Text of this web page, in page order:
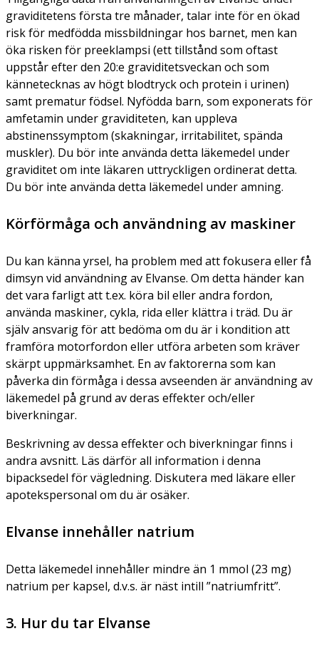
graviditetens första tre månader, talar inte för en ökad
risk för medfödda missbildningar hos barnet, men kan
öka risken för preeklampsi (ett tillstånd som oftast
uppstår efter den 20:e graviditetsveckan och som
kännetecknas av högt blodtryck och protein i urinen)
samt prematur födsel. Nyfödda barn, som exponerats för
amfetamin under graviditeten, kan uppleva
abstinenssymptom (skakningar, irritabilitet, spända
muskler). Du bör inte använda detta läkemedel under
graviditet om inte läkaren uttryckligen ordinerat detta.
Du bör inte använda detta läkemedel under amning.
Körförmåga och användning av maskiner
Du kan känna yrsel, ha problem med att fokusera eller få
dimsyn vid användning av Elvanse. Om detta händer kan
det vara farligt att t.ex. köra bil eller andra fordon,
använda maskiner, cykla, rida eller klättra i träd. Du är
själv ansvarig för att bedöma om du är i kondition att
framföra motorfordon eller utföra arbeten som kräver
skärpt uppmärksamhet. En av faktorerna som kan
påverka din förmåga i dessa avseenden är användning av
läkemedel på grund av deras effekter och/eller
biverkningar.
Beskrivning av dessa effekter och biverkningar finns i
andra avsnitt. Läs därför all information i denna
bipacksedel för vägledning. Diskutera med läkare eller
apotekspersonal om du är osäker.
Elvanse innehåller natrium
Detta läkemedel innehåller mindre än 1 mmol (23 mg)
natrium per kapsel, d.v.s. är näst intill ”natriumfritt”.
3. Hur du tar Elvanse